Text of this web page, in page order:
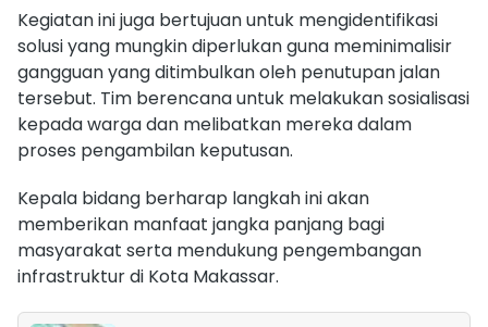
Kegiatan ini juga bertujuan untuk mengidentifikasi
solusi yang mungkin diperlukan guna meminimalisir
gangguan yang ditimbulkan oleh penutupan jalan
tersebut. Tim berencana untuk melakukan sosialisasi
kepada warga dan melibatkan mereka dalam
proses pengambilan keputusan.
Kepala bidang berharap langkah ini akan
memberikan manfaat jangka panjang bagi
masyarakat serta mendukung pengembangan
infrastruktur di Kota Makassar.